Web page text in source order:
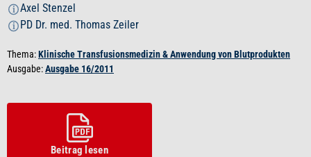
i Axel Stenzel
i PD Dr. med. Thomas Zeiler
Thema:Klinische Transfusionsmedizin & Anwendung von Blutprodukten
Ausgabe:Ausgabe 16/2011
Beitrag lesen